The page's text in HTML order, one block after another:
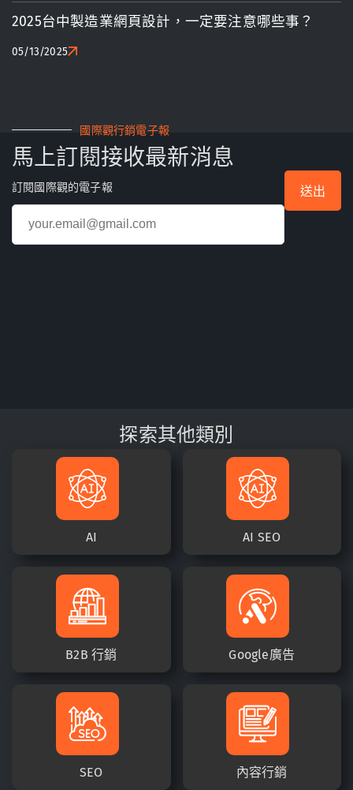
2025台中製造業網頁設計，一定要注意哪些事？
05/13/2025
國際觀行銷電子報
馬上訂閱接收最新消息
訂閱國際觀的電子報
探索其他類別
AI AI SEO
B2B 行銷 Google廣告
SEO 內容行銷